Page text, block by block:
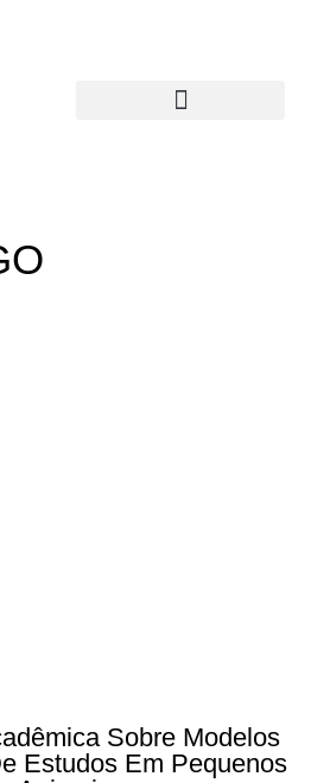
Sobre Modelos
Estudos Em Pequenos